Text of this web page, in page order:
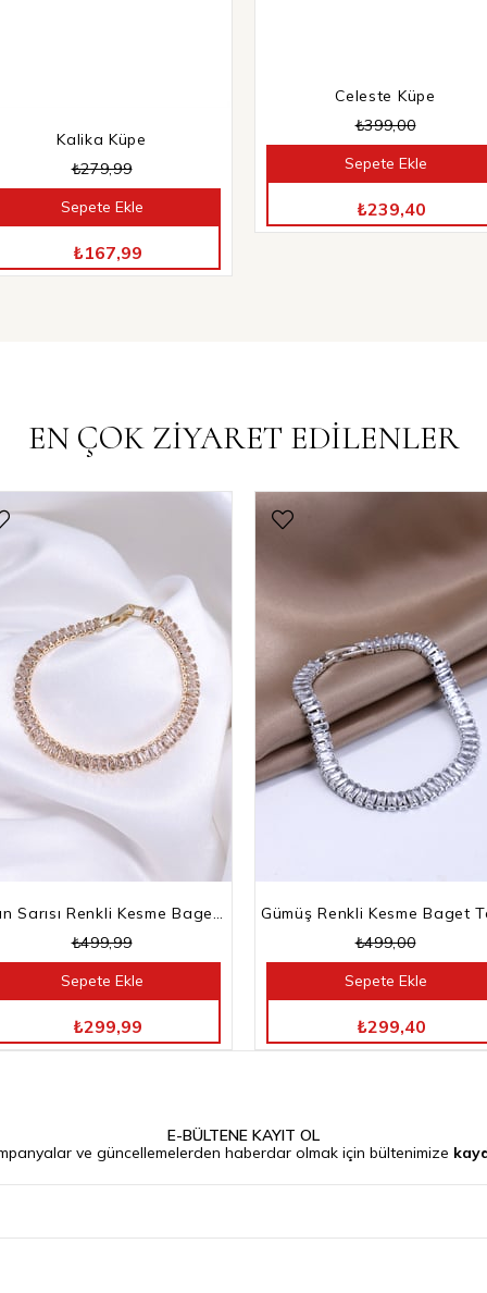
Kalika Küpe
₺279,99
Sepete Ekle
₺167,99
Celeste Küpe
₺399,00
Sepete Ekle
₺239,40
EN ÇOK ZİYARET EDİLENLER
Altın Sarısı Renkli Kesme Baget Taşlı Su Yolu Bileklik
₺499,99
₺299,99
Sepete Ekle
₺499,00
₺299,40
Sepete Ekle
E-BÜLTENE KAYIT OL
ve güncellemelerden haberdar olmak için bültenimize